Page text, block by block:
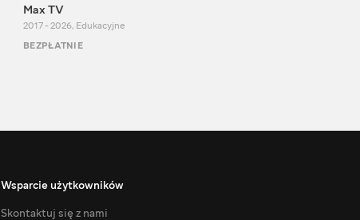
Max TV
2017 - 2026, Edukacyjne
BEZPŁATNIE
Wsparcie użytkowników
Skontaktuj się z nami